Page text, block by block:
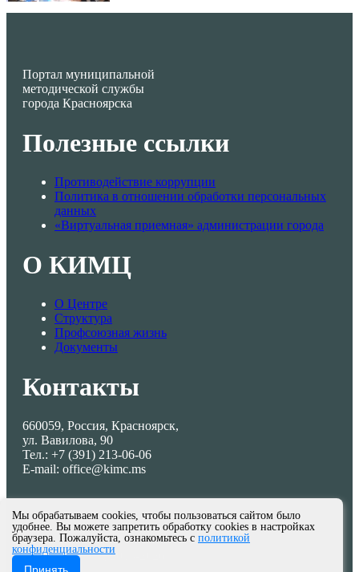
Портал муниципальной
методической службы
города Красноярска
Полезные ссылки
Противодействие коррупции
Политика в отношении обработки персональных
данных
«Виртуальная приемная» администрации города
О КИМЦ
О Центре
Структура
Профсоюзная жизнь
Документы
Контакты
660059, Россия, Красноярск,
ул. Вавилова, 90
Тел.: +7 (391) 213-06-06
E-mail: office@kimc.ms
© МКУ КИМЦ 2013-2026
Мы обрабатываем cookies, чтобы пользоваться сайтом было
удобнее. Вы можете запретить обработку cookies в настройках
браузера. Пожалуйста, ознакомьтесь с политикой
конфиденциальности